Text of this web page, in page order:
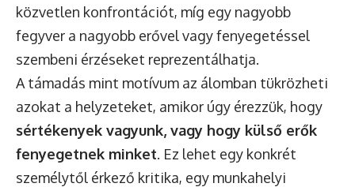
közvetlen konfrontációt, míg egy nagyobb
fegyver a nagyobb erővel vagy fenyegetéssel
szembeni érzéseket reprezentálhatja.
A támadás mint motívum az álomban tükrözheti
azokat a helyzeteket, amikor úgy érezzük, hogy
sértékenyek vagyunk, vagy hogy külső erők
fenyegetnek minket. Ez lehet egy konkrét
személytől érkező kritika, egy munkahelyi